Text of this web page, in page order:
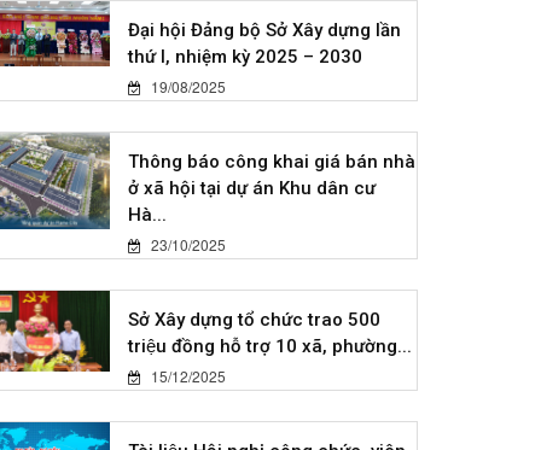
Đại hội Đảng bộ Sở Xây dựng lần
thứ I, nhiệm kỳ 2025 – 2030
19/08/2025
Thông báo công khai giá bán nhà
ở xã hội tại dự án Khu dân cư
Hà...
23/10/2025
Sở Xây dựng tổ chức trao 500
triệu đồng hỗ trợ 10 xã, phường...
15/12/2025